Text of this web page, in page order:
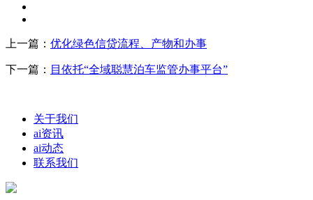
上一篇： 优化绿色信贷流程、产物和办事
下一篇： 目依托“全域聪慧泊车监管办事平台”
关于我们
ai资讯
ai动态
联系我们